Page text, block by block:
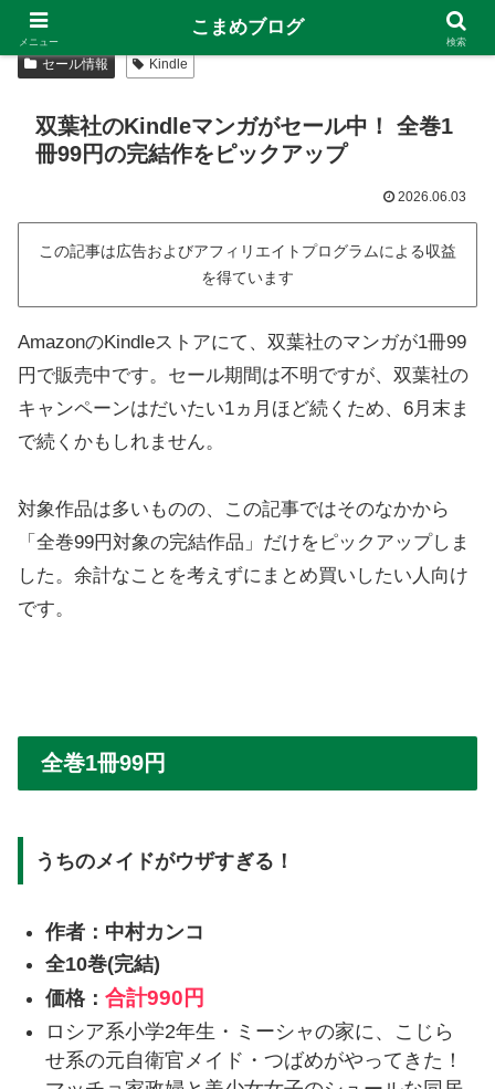
セール情報 Kindle
双葉社のKindleマンガがセール中！ 全巻1
冊99円の完結作をピックアップ
2026.06.03
この記事は広告およびアフィリエイトプログラムによる収益
を得ています
AmazonのKindleストアにて、双葉社のマンガが1冊99
円で販売中です。セール期間は不明ですが、双葉社の
キャンペーンはだいたい1ヵ月ほど続くため、6月末ま
で続くかもしれません。
対象作品は多いものの、この記事ではそのなかから
「全巻99円対象の完結作品」だけをピックアップしま
した。余計なことを考えずにまとめ買いしたい人向け
です。
全巻1冊99円
うちのメイドがウザすぎる！
作者：中村カンコ
全10巻(完結)
価格： 合計990円
ロシア系小学2年生・ミーシャの家に、こじら
せ系の元自衛官メイド・つばめがやってきた！
メニュー
こまめブログ
検索